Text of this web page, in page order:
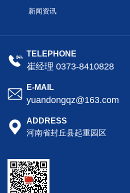
新闻资讯
TELEPHONE
崔经理 0373-8410828
E-MAIL
yuandongqz@163.com
ADDRESS
河南省封丘县起重园区